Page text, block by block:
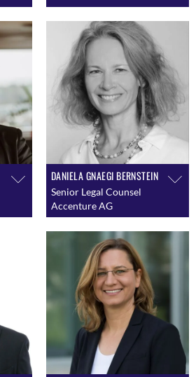
DANIELA GNAEGI BERNSTEIN
Senior Legal Counsel
Accenture AG